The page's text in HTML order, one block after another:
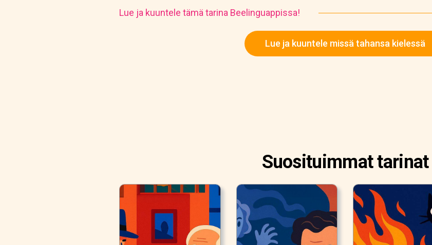
Lue ja kuuntele tämä tarina Beelinguappissa!
Lue ja kuuntele missä tahansa kielessä
Suosituimmat tarinat